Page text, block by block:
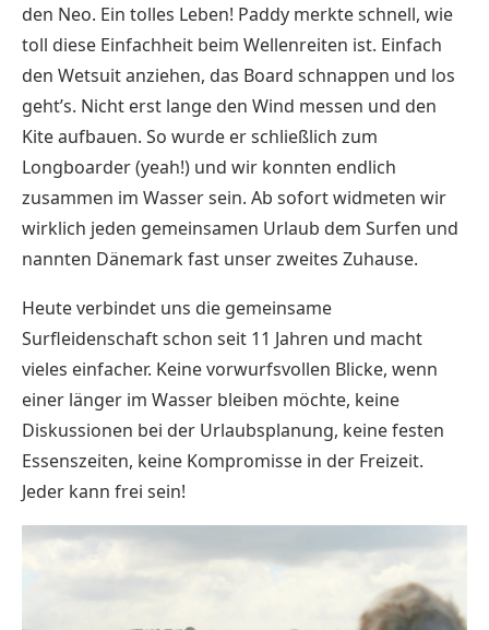
den Neo. Ein tolles Leben! Paddy merkte schnell, wie
toll diese Einfachheit beim Wellenreiten ist. Einfach
den Wetsuit anziehen, das Board schnappen und los
geht’s. Nicht erst lange den Wind messen und den
Kite aufbauen. So wurde er schließlich zum
Longboarder (yeah!) und wir konnten endlich
zusammen im Wasser sein. Ab sofort widmeten wir
wirklich jeden gemeinsamen Urlaub dem Surfen und
nannten Dänemark fast unser zweites Zuhause.
Heute verbindet uns die gemeinsame
Surfleidenschaft schon seit 11 Jahren und macht
vieles einfacher. Keine vorwurfsvollen Blicke, wenn
einer länger im Wasser bleiben möchte, keine
Diskussionen bei der Urlaubsplanung, keine festen
Essenszeiten, keine Kompromisse in der Freizeit.
Jeder kann frei sein!